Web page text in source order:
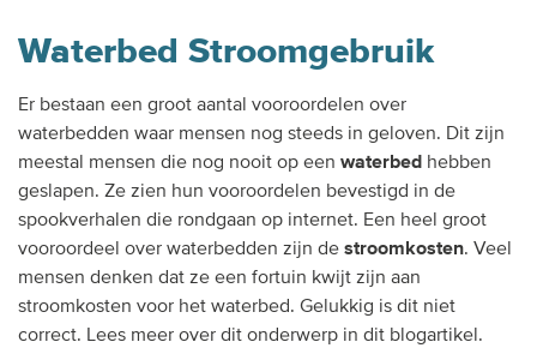
Waterbed Stroomgebruik
Er bestaan een groot aantal vooroordelen over
waterbedden waar mensen nog steeds in geloven. Dit zijn
meestal mensen die nog nooit op een waterbed hebben
geslapen. Ze zien hun vooroordelen bevestigd in de
spookverhalen die rondgaan op internet. Een heel groot
vooroordeel over waterbedden zijn de stroomkosten. Veel
mensen denken dat ze een fortuin kwijt zijn aan
stroomkosten voor het waterbed. Gelukkig is dit niet
correct. Lees meer over dit onderwerp in dit blogartikel.